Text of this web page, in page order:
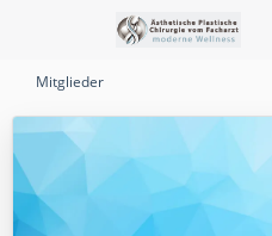
Mitglieder